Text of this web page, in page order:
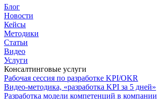
Блог
Новости
Кейсы
Методики
Статьи
Видео
Услуги
Консалтинговые услуги
Рабочая сессия по разработке KPI/OKR
Видео-методика, «разработка KPI за 5 дней»
Разработка модели компетенций в компании